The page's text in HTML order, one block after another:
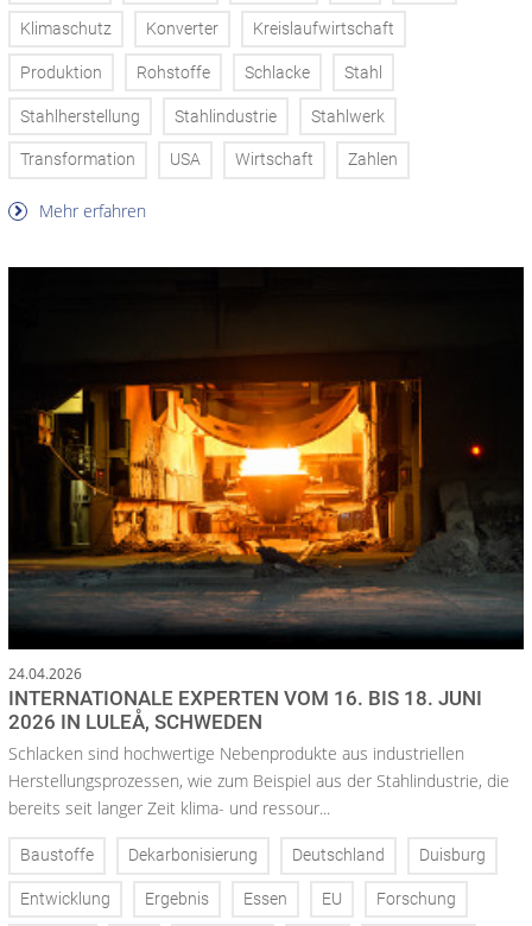
Klimaschutz Konverter Kreislaufwirtschaft
Produktion Rohstoffe Schlacke Stahl
Stahlherstellung Stahlindustrie Stahlwerk
Transformation USA Wirtschaft Zahlen
Mehr erfahren
24.04.2026
INTERNATIONALE EXPERTEN VOM 16. BIS 18. JUNI
2026 IN LULEÅ, SCHWEDEN
Schlacken sind hochwertige Nebenprodukte aus industriellen
Herstellungsprozessen, wie zum Beispiel aus der Stahlindustrie, die
bereits seit langer Zeit klima- und ressour...
Baustoffe Dekarbonisierung Deutschland Duisburg
Entwicklung Ergebnis Essen EU Forschung